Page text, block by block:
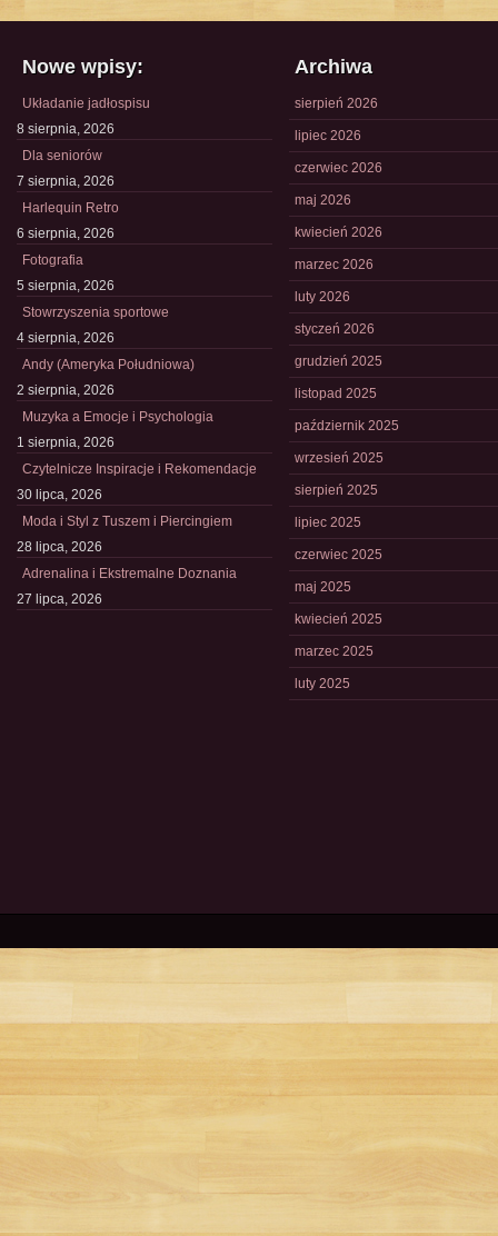
Nowe wpisy:
Układanie jadłospisu
8 sierpnia, 2026
Dla seniorów
7 sierpnia, 2026
Harlequin Retro
6 sierpnia, 2026
Fotografia
5 sierpnia, 2026
Stowrzyszenia sportowe
4 sierpnia, 2026
Andy (Ameryka Południowa)
2 sierpnia, 2026
Muzyka a Emocje i Psychologia
1 sierpnia, 2026
Czytelnicze Inspiracje i Rekomendacje
30 lipca, 2026
Moda i Styl z Tuszem i Piercingiem
28 lipca, 2026
Adrenalina i Ekstremalne Doznania
27 lipca, 2026
Archiwa
sierpień 2026
lipiec 2026
czerwiec 2026
maj 2026
kwiecień 2026
marzec 2026
luty 2026
styczeń 2026
grudzień 2025
listopad 2025
październik 2025
wrzesień 2025
sierpień 2025
lipiec 2025
czerwiec 2025
maj 2025
kwiecień 2025
marzec 2025
luty 2025